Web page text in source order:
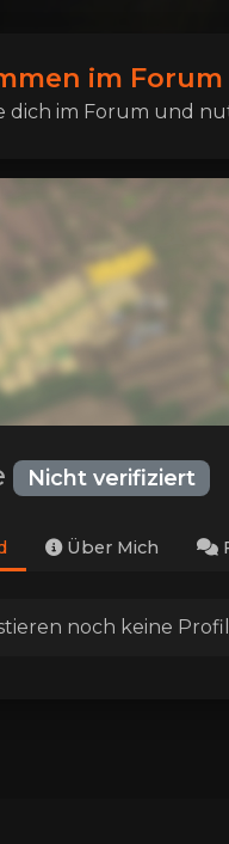
im Forum
dich im Forum und
Nicht verifiziert
Über Mich
noch keine